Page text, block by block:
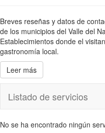
Breves reseñas y datos de
de los municipios del Valle del
Establecimientos donde el
gastronomía local.
Leer más
Listado de servicios
No se ha encontrado ningún